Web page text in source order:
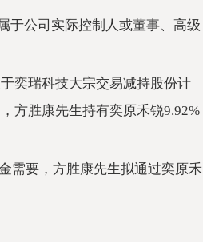
于公司实际控制人或董事、高级
奕瑞科技大宗交易减持股份计
方胜康先生持有奕原禾锐9.92%
需要，方胜康先生拟通过奕原禾